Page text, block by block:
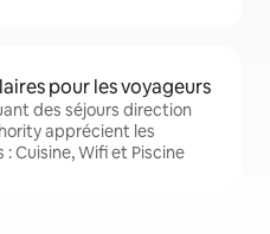
pour les voyageurs
des séjours direction
apprécient les
Cuisine, Wifi et Piscine